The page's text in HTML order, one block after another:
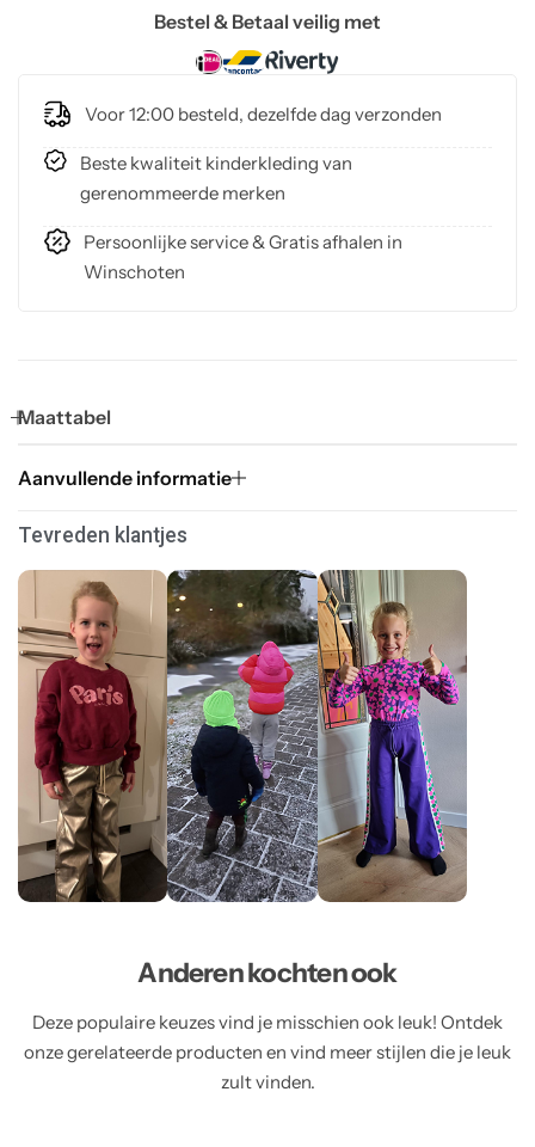
Bestel & Betaal veilig met
Voor 12:00 besteld, dezelfde dag verzonden
Beste kwaliteit kinderkleding van
gerenommeerde merken
Persoonlijke service & Gratis afhalen in
Winschoten
Maattabel
Aanvullende informatie
Tevreden klantjes
Anderen kochten ook
Deze populaire keuzes vind je misschien ook leuk! Ontdek
onze gerelateerde producten en vind meer stijlen die je leuk
zult vinden.